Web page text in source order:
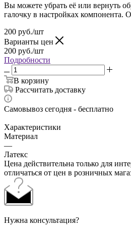
Вы можете убрать её или вернуть
галочку в настройках компонента.
200 руб./шт
Варианты цен
200 руб./шт
Подробности
В корзину
Рассчитать доставку
Самовывоз сегодня - бесплатно
Характеристики
Материал
—
Латекс
Цена действительна только для
отличаться от цен в розничных
Нужна консультация?